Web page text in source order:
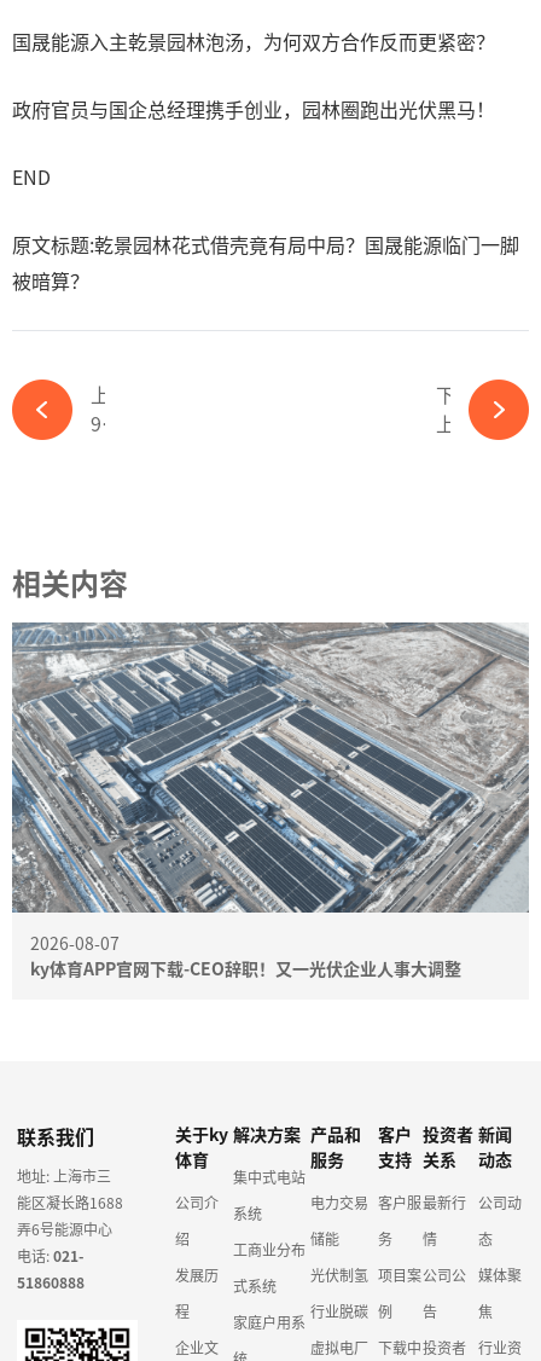
国晟能源入主乾景园林泡汤，为何双方合作反而更紧密？
政府官员与国企总经理携手创业，园林圈跑出光伏黑马！
END
原文标题:乾景园林花式借壳竟有局中局？国晟能源临门一脚
被暗算？
97.16GW！前7月光伏新增装机大涨157.51%，已超2022年全年-ky体育APP官网下载
下一篇
上游硅料价格“雪崩”，中游N型技术推进，光伏企业未来机遇在哪儿？-ky体育APP官网下载
相关内容
2026-08-07
ky体育APP官网下载-CEO辞职！又一光伏企业人事大调整
联系我们
地址: 上海市三
能区凝长路1688
弄6号能源中心
电话:021-
51860888
关于ky
体育
公司介
绍
发展历
程
企业文
解决方案
集中式电站
系统
工商业分布
式系统
家庭户用系
产品和
服务
电力交易
储能
光伏制氢
行业脱碳
虚拟电厂
客户
支持
客户服
务
项目案
例
下载中
投资者
关系
最新行
情
公司公
告
投资者
新闻
动态
公司动
态
媒体聚
焦
行业资